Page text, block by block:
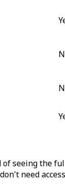
seeing the
need